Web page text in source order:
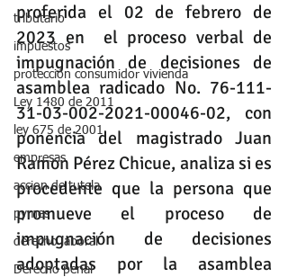
tributario
impuestos
protección consumidor vivienda
Ley 1480 de 2011
ley 675 de 2001
empresas
accion de tutela
pymes
derecho laboral
Derecho penal
proferida el 02 de febrero de
2023 en  el proceso verbal de
impugnación de decisiones de
asamblea radicado No. 76-111-
31-03-002-2021-00046-02, con
ponencia del magistrado Juan
Ramon Pérez Chicue, analiza si es
procedente que la persona que
promueve el proceso de
impugnación de decisiones
adoptadas por la asamblea